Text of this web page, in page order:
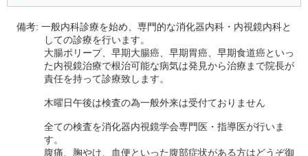
備考:一般内科診療を始め、専門的な消化器内科・内視鏡内科と
しての診療を行います。
大腸ポリープ、早期大腸癌、早期胃癌、早期食道癌といっ
た内視鏡治療で根治可能な病気は発見から治療まで院長が
責任を持って診療致します。
木曜日午後は検査の為一般外来は受付ておりません
全ての検査を消化器内視鏡学会専門医・指導医が行いま
す。
腹痛、胸やけ、血便といった腹部症状がある方はどうぞ御